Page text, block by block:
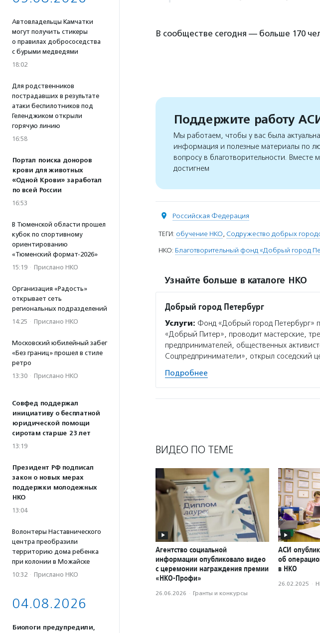
Автовладельцы Камчатки
могут получить стикеры
о правилах добрососедства
с бурыми медведями
18:02
Для родственников
пострадавших в результате
атаки беспилотников под
Геленджиком открыли
горячую линию
16:58
Портал поиска доноров
крови для животных
«Одной Крови» заработал
по всей России
16:53
В Тюменской области прошел
кубок по спортивному
ориентированию
«Тюменский формат-2026»
15:19 · Прислано НКО
Организация «Радость»
открывает сеть
региональных подразделений
14:25 · Прислано НКО
Московский юбилейный забег
«Без границ» прошел в стиле
ретро
13:30 · Прислано НКО
Совфед поддержал
инициативу о бесплатной
юридической помощи
сиротам старше 23 лет
13:19
Президент РФ подписал
закон о новых мерах
поддержки молодежных
НКО
13:04
Волонтеры Наставнического
центра преобразили
территорию дома ребенка
при колонии в Можайске
10:32 · Прислано НКО
04.08.2026
Биологи предупредили,
В сообществе сегодня — больше 170
Поддержите работу
Мы работаем, чтобы у вас была
информация и полезные материалы по
вопросу в благотворительности. Вместе
достигнем
Российская Федерация
ТЕГИ: обучение НКО, Содружество добрых
НКО: Благотворительный фонд «Добрый город
Узнайте больше в каталоге НКО
Добрый город Петербург
Услуги: Фонд «Добрый город Петербург»
«Добрый Питер», проводит мастерские,
предпринимателей, общественных
Соцпредприниматели», открыл соседский
Подробнее
ВИДЕО ПО ТЕМЕ
Агентство социальной
информации опубликовало видео
с церемонии награждения премии
«НКО-Профи»
26.06.2026 · Гранты и конкурсы
АСИ
об
в НКО
26.02.2025 ·